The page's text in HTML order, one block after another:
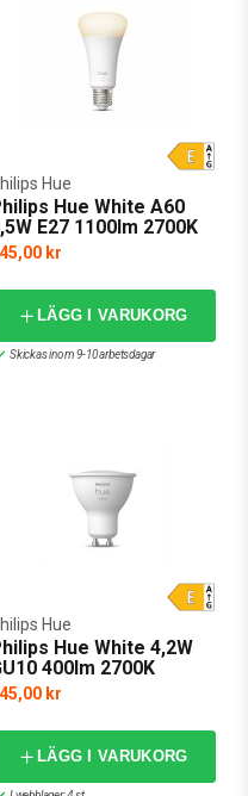
Hue White A60
E27 1100lm 2700K
Hue
kr
LÄGG I VARUKORG
Skickas inom 9-10 arbetsdagar
Hue White 4,2W
400lm 2700K
Hue
kr
LÄGG I VARUKORG